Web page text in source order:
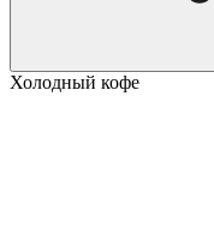
Холодный кофе